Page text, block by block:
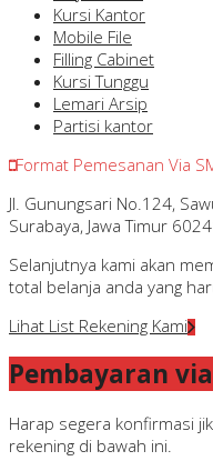
Kursi Kantor
Mobile File
Filling Cabinet
Kursi Tunggu
Lemari Arsip
Partisi kantor
Format Pemesanan Via
Jl. Gunungsari No.124,
Surabaya, Jawa Timur
Selanjutnya kami akan
total belanja anda yang
Lihat List Rekening Kami
Pembayaran
Harap segera konfirmasi
rekening di bawah ini.